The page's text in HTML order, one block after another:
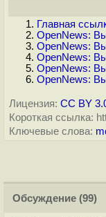
Главная
OpenNews:
OpenNews:
OpenNews:
OpenNews:
OpenNews:
Лицензия: CC BY
Короткая ссылка:
Ключевые слова:
Обсуждение (99)